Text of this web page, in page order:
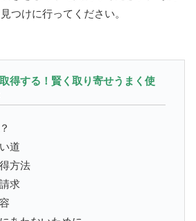
つけに行ってください。
得する！賢く取り寄せうまく使
道
方法
求